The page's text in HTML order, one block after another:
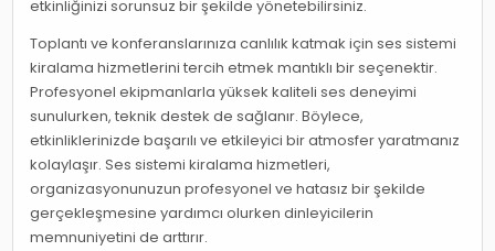
etkinliğinizi sorunsuz bir şekilde yönetebilirsiniz.
Toplantı ve konferanslarınıza canlılık katmak için ses sistemi
kiralama hizmetlerini tercih etmek mantıklı bir seçenektir.
Profesyonel ekipmanlarla yüksek kaliteli ses deneyimi
sunulurken, teknik destek de sağlanır. Böylece,
etkinliklerinizde başarılı ve etkileyici bir atmosfer yaratmanız
kolaylaşır. Ses sistemi kiralama hizmetleri,
organizasyonunuzun profesyonel ve hatasız bir şekilde
gerçekleşmesine yardımcı olurken dinleyicilerin
memnuniyetini de arttırır.